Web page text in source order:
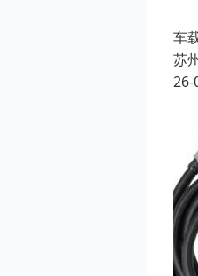
车
苏
26-